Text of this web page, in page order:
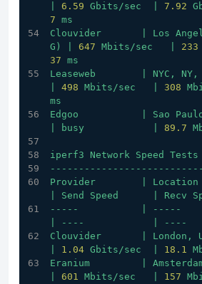
6.59 Gbits/sec 7.92
7 ms
Clouvider
Los
G)
647 Mbits/sec 233
37 ms
Leaseweb
NYC, NY,
498 Mbits/sec 308
ms
Edgoo
Sao
busy 89.7
iperf3 Network Speed Tests
Provider
Location
Send Speed Recv
-----
-----
---- ----
Clouvider
London,
1.04 Gbits/sec 18.1
Eranium
601 Mbits/sec 157